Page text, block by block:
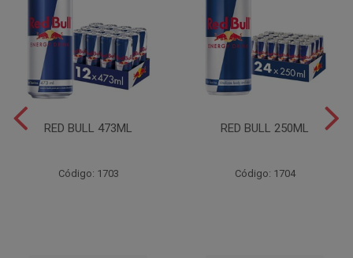
RED BULL 473ML
Código: 1703
RED BULL 250ML
Código: 1704